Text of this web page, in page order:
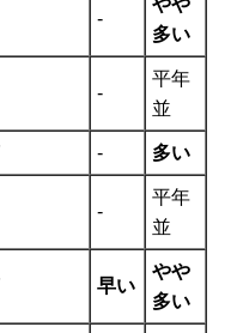
-
やや
多い
-
平年
並
- 多い
-
平年
並
早い
やや
多い